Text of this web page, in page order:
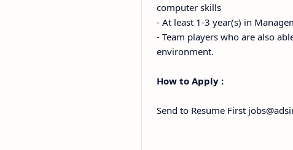
computer skills
- At least 1-3 year(s) in
- Team players who are also
environment.
How to Apply :
Send to Resume First